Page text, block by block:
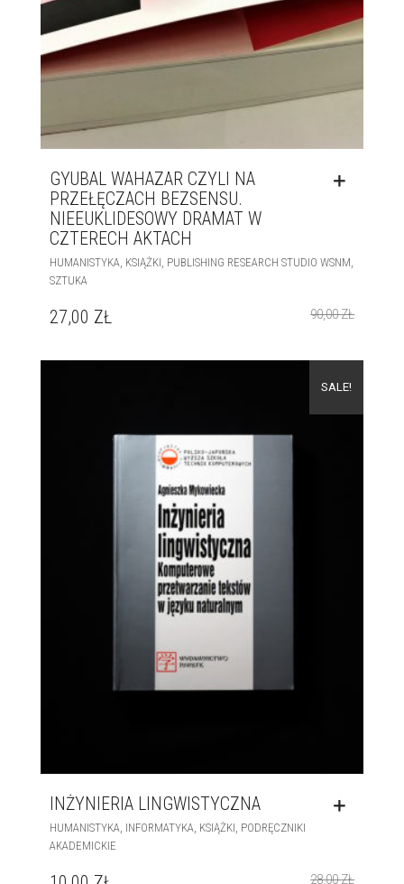
GYUBAL WAHAZAR CZYLI NA
PRZEŁĘCZACH BEZSENSU.
NIEEUKLIDESOWY DRAMAT W
CZTERECH AKTACH
HUMANISTYKA, KSIĄŻKI, PUBLISHING RESEARCH STUDIO WSNM,
SZTUKA
90,00ZŁ
27,00 ZŁ
SALE!
INŻYNIERIA LINGWISTYCZNA
HUMANISTYKA INFORMATYKA KSIĄŻKI PODRĘCZNIKI
AKADEMICKIE
28,00ZŁ